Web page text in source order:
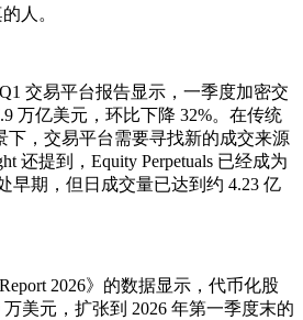
人。
交易平台报告显示，一季度加密交
万亿美元，环比下降 32%。在传统
下，交易平台需要寻找新的成交来源
还提到，Equity Perpetuals 已经成为
早期，但日成交量已达到约 4.23 亿
2026》的数据显示，代币化股
万美元，扩张到 2026 年第一季度末的